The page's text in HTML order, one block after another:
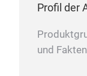
Profil der
und